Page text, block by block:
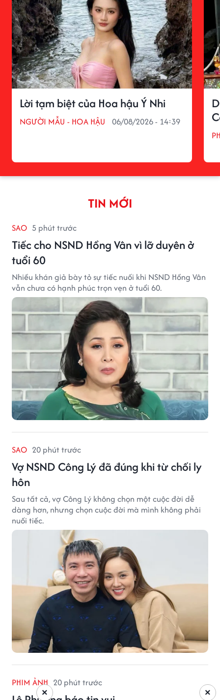
Lời tạm biệt của Hoa hậu Ý Nhi
NGƯỜI MẪU - HOA HẬU 06/08/2026 - 14:39
TIN MỚI
SAO 5 phút trước
Tiếc cho NSND Hồng Vân vì lỡ duyên ở
tuổi 60
Nhiều khán giả bày tỏ sự tiếc nuối khi NSND Hồng Vân
vẫn chưa có hạnh phúc trọn vẹn ở tuổi 60.
SAO 20 phút trước
Vợ NSND Công Lý đã đúng khi từ chối ly
hôn
Sau tất cả, vợ Công Lý không chọn một cuộc đời dễ
dàng hơn, nhưng chọn cuộc đời mà mình không phải
nuối tiếc.
PHIM ẢNH 20 phút trước
×
×